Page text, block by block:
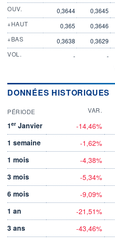
OUV.
0,3644 0,3645
+HAUT
0,365 0,3646
+BAS
0,3638 0,3629
VOL.
- -
DONNÉES HISTORIQUES
PÉRIODE VAR.
1er Janvier -14,46%
1 semaine
-1,62%
1 mois
-4,38%
3 mois
-5,34%
6 mois
-9,09%
1 an
-21,51%
3 ans
-43,46%